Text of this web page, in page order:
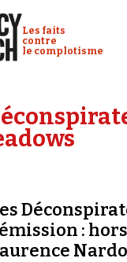
Conspiracy Watch :
Les faits
contre
le complotisme
de presse
: